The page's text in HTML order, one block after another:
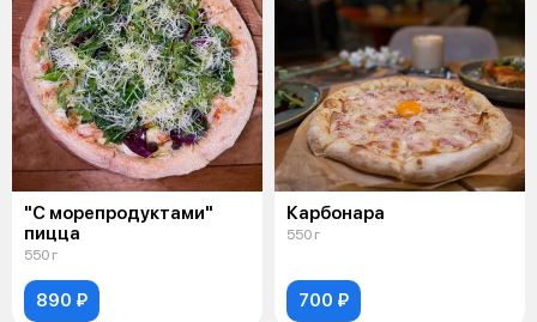
"С морепродуктами"
пицца
550 г
890 ₽
Карбонара
550 г
700 ₽